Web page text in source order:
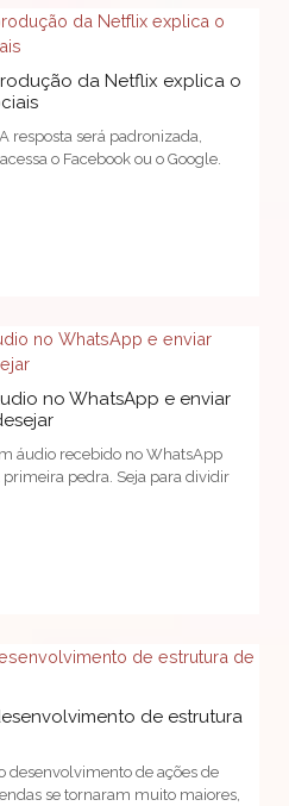
da Netflix explica o
resposta será padronizada,
o Facebook ou o Google.
no WhatsApp e enviar
áudio recebido no WhatsApp
primeira pedra. Seja para dividir
de estrutura
desenvolvimento de ações de
se tornaram muito maiores,